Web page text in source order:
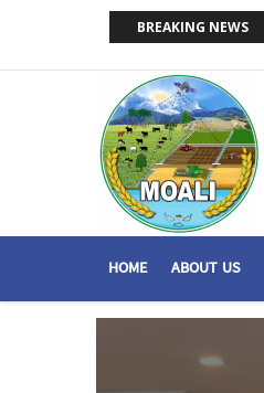
BREAKING NEWS
နှင့် ငါးမဖမ်းရဧရိယာ(Closed Area
MAIN
HOME ABOUT US